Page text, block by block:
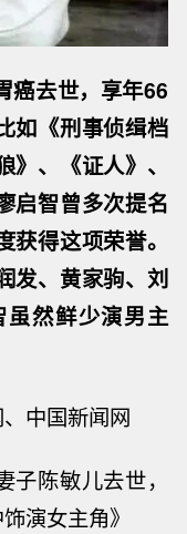
癌去世，享年66
如《刑事侦缉档
、《证人》、
启智曾多次提名
得这项荣誉。
发、黄家驹、刘
然鲜少演男主
中国新闻网
陈敏儿去世，
演女主角》
持要求实现